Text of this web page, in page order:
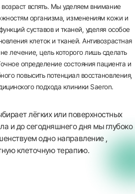
возраст вспять. Мы уделяем внимание
организма, изменениям кожи и
суставов и тканей, уделяя особое
клеток и тканей. Антивозрастная
лечение, цель которого лишь сделать
определение состояния пациента и
повысить потенциал восстановления,
подхода клиники Saeron.
лёгких или поверхностных
и до сегодняшнего дня мы глубоко
одно направление ,
клеточную терапию.